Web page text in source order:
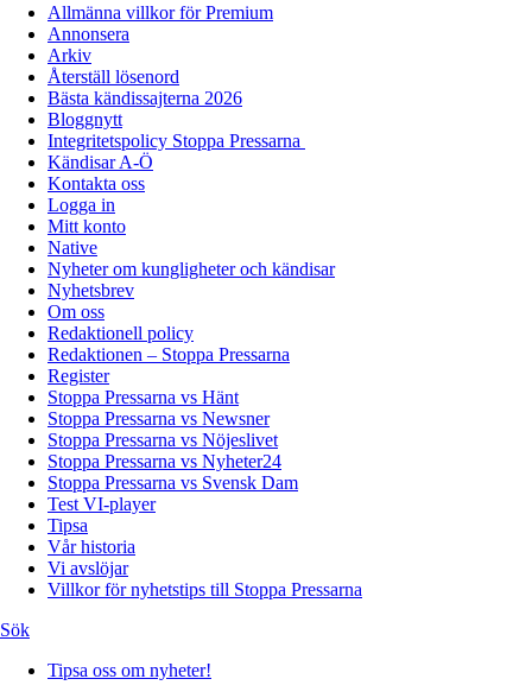
Allmänna villkor för Premium
Annonsera
Arkiv
Återställ lösenord
Bästa kändissajterna 2026
Bloggnytt
Integritetspolicy Stoppa Pressarna
Kändisar A-Ö
Kontakta oss
Logga in
Mitt konto
Native
Nyheter om kungligheter och kändisar
Nyhetsbrev
Om oss
Redaktionell policy
Redaktionen – Stoppa Pressarna
Register
Stoppa Pressarna vs Hänt
Stoppa Pressarna vs Newsner
Stoppa Pressarna vs Nöjeslivet
Stoppa Pressarna vs Nyheter24
Stoppa Pressarna vs Svensk Dam
Test VI-player
Tipsa
Vår historia
Vi avslöjar
Villkor för nyhetstips till Stoppa Pressarna
Sök
Tipsa oss om nyheter!